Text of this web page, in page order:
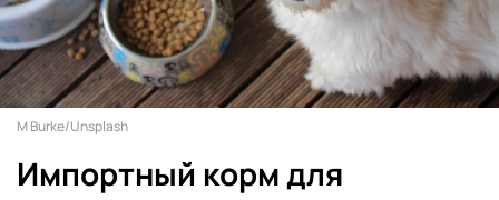
M Burke/Unsplash
Импортный корм для